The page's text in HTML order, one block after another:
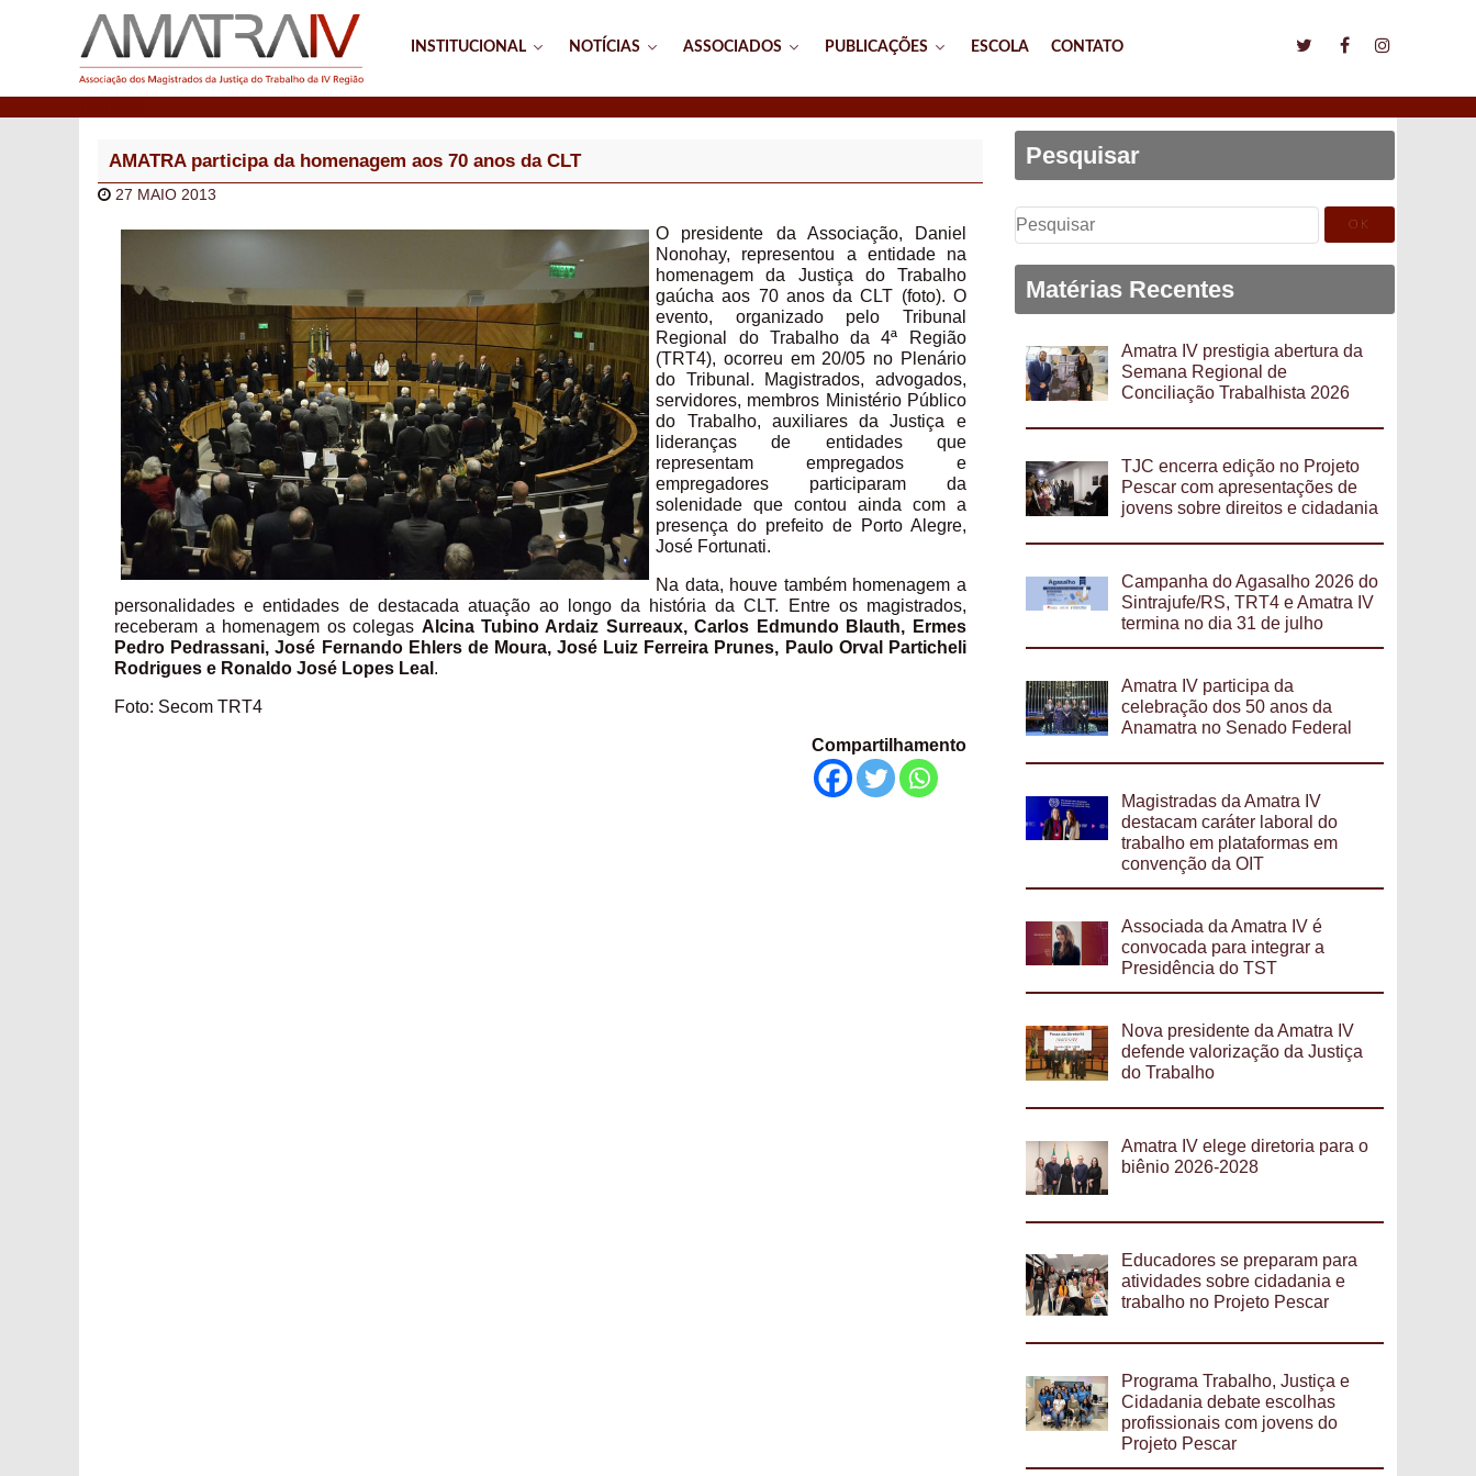
INSTITUCIONAL NOTÍCIAS ASSOCIADOS PUBLICAÇÕES ESCOLA CONTATO
AMATRA participa da homenagem aos 70 anos da CLT
27 MAIO 2013
O presidente da Associação, Daniel
Nonohay, representou a entidade na
homenagem da Justiça do Trabalho
gaúcha aos 70 anos da CLT (foto). O
evento, organizado pelo Tribunal
Regional do Trabalho da 4ª Região
(TRT4), ocorreu em 20/05 no Plenário
do Tribunal. Magistrados, advogados,
servidores, membros Ministério Público
do Trabalho, auxiliares da Justiça e
lideranças de entidades que
representam empregados e
empregadores participaram da
solenidade que contou ainda com a
presença do prefeito de Porto Alegre,
José Fortunati.
Na data, houve também homenagem a
personalidades e entidades de destacada atuação ao longo da história da CLT. Entre os magistrados,
receberam a homenagem os colegas Alcina Tubino Ardaiz Surreaux, Carlos Edmundo Blauth, Ermes
Pedro Pedrassani, José Fernando Ehlers de Moura, José Luiz Ferreira Prunes, Paulo Orval Particheli
Rodrigues e Ronaldo José Lopes Leal .
Foto: Secom TRT4
Compartilhamento
Pesquisar
Pesquisar
por:
Matérias Recentes
Amatra IV prestigia abertura da
Semana Regional de
Conciliação Trabalhista 2026
TJC encerra edição no Projeto
Pescar com apresentações de
jovens sobre direitos e cidadania
Campanha do Agasalho 2026 do
Sintrajufe/RS, TRT4 e Amatra IV
termina no dia 31 de julho
Amatra IV participa da
celebração dos 50 anos da
Anamatra no Senado Federal
Magistradas da Amatra IV
destacam caráter laboral do
trabalho em plataformas em
convenção da OIT
Associada da Amatra IV é
convocada para integrar a
Presidência do TST
Nova presidente da Amatra IV
defende valorização da Justiça
do Trabalho
Amatra IV elege diretoria para o
biênio 2026-2028
Educadores se preparam para
atividades sobre cidadania e
trabalho no Projeto Pescar
Programa Trabalho, Justiça e
Cidadania debate escolhas
profissionais com jovens do
Projeto Pescar